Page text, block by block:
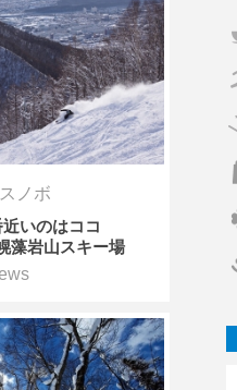
ノボ
いのはココ
藻岩山スキー場